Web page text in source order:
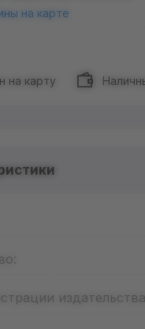
на карте
на карту
издательства: